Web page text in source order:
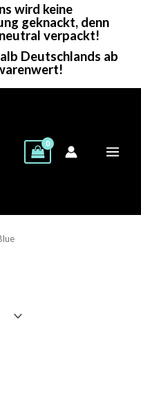
wird keine
geknackt, denn
verpackt!
Deutschlands ab